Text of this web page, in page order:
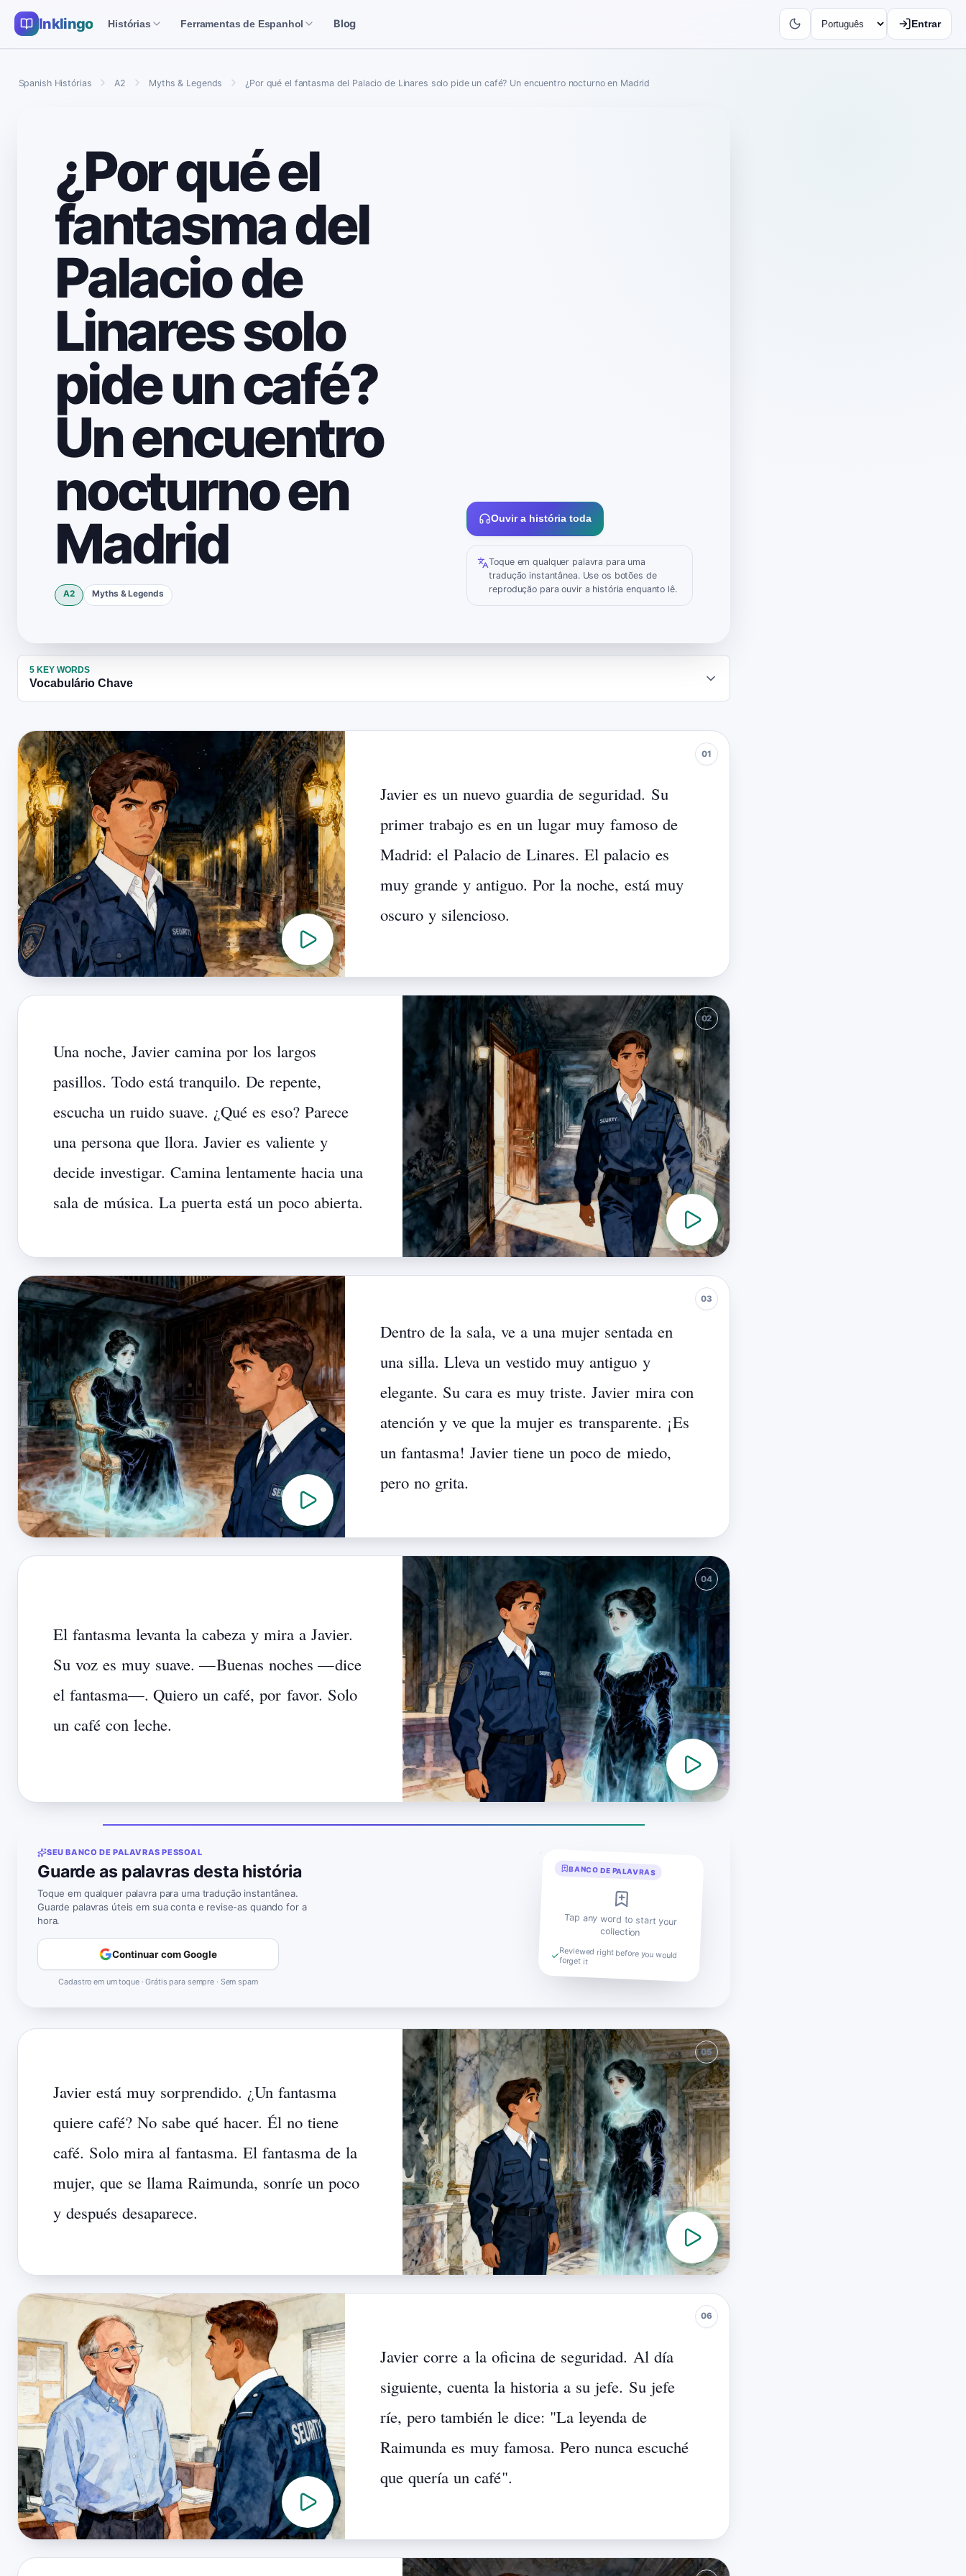
Inklingo Histórias Ferramentas de Espanhol Blog Entrar
Spanish Histórias A2 Myths & Legends ¿Por qué el fantasma del Palacio de Linares solo pide un café? Un encuentro nocturno en Madrid
¿Por qué el
fantasma del
Palacio de
Linares solo
pide un café?
Un encuentro
nocturno en
Madrid
A2 Myths & Legends
Ouvir a história toda
Toque em qualquer palavra para uma
tradução instantânea. Use os botões de
reprodução para ouvir a história enquanto lê.
5 KEY WORDS
Vocabulário Chave
Javier es un nuevo guardia de seguridad. Su
primer trabajo es en un lugar muy famoso de
Madrid: el Palacio de Linares. El palacio es
muy grande y antiguo. Por la noche, está muy
oscuro y silencioso.
Una noche, Javier camina por los largos
pasillos. Todo está tranquilo. De repente,
escucha un ruido suave. ¿Qué es eso? Parece
una persona que llora. Javier es valiente y
decide investigar. Camina lentamente hacia una
sala de música. La puerta está un poco abierta.
Dentro de la sala, ve a una mujer sentada en
una silla. Lleva un vestido muy antiguo y
elegante. Su cara es muy triste. Javier mira con
atención y ve que la mujer es transparente. ¡Es
un fantasma! Javier tiene un poco de miedo,
pero no grita.
El fantasma levanta la cabeza y mira a Javier.
Su voz es muy suave. —Buenas noches —dice
el fantasma—. Quiero un café, por favor. Solo
un café con leche.
SEU BANCO DE PALAVRAS PESSOAL
Guarde as palavras desta história
Toque em qualquer palavra para uma tradução instantânea.
Guarde palavras úteis em sua conta e revise-as quando for a
hora.
Continuar com Google
Cadastro em um toque · Grátis para sempre · Sem spam
BANCO DE PALAVRAS
Tap any word to start your
collection
Reviewed right before you would
forget it
Javier está muy sorprendido. ¿Un fantasma
quiere café? No sabe qué hacer. Él no tiene
café. Solo mira al fantasma. El fantasma de la
mujer, que se llama Raimunda, sonríe un poco
y después desaparece.
Javier corre a la oficina de seguridad. Al día
siguiente, cuenta la historia a su jefe. Su jefe
ríe, pero también le dice: "La leyenda de
Raimunda es muy famosa. Pero nunca escuché
que quería un café".